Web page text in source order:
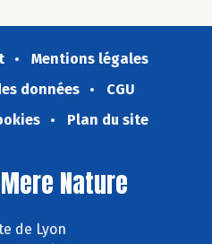
Mentions légales
données
CGU
Plan du site
Nature
de Lyon